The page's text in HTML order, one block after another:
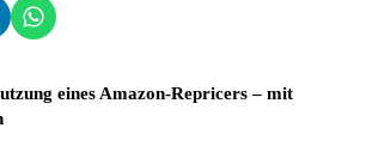
eines Amazon-Repricers – mit